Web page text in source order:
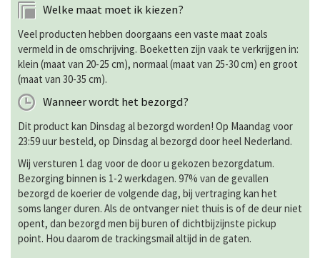
Welke maat moet ik kiezen?
Veel producten hebben doorgaans een vaste maat zoals
vermeld in de omschrijving. Boeketten zijn vaak te verkrijgen in:
klein (maat van 20-25 cm), normaal (maat van 25-30 cm) en groot
(maat van 30-35 cm).
Wanneer wordt het bezorgd?
Dit product kan Dinsdag al bezorgd worden! Op Maandag voor
23:59 uur besteld, op Dinsdag al bezorgd door heel Nederland.
Wij versturen 1 dag voor de door u gekozen bezorgdatum.
Bezorging binnen is 1-2 werkdagen. 97% van de gevallen
bezorgd de koerier de volgende dag, bij vertraging kan het
soms langer duren. Als de ontvanger niet thuis is of de deur niet
opent, dan bezorgd men bij buren of dichtbijzijnste pickup
point. Hou daarom de trackingsmail altijd in de gaten.